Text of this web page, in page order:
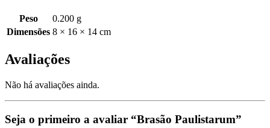
Peso
0.200 g
Dimensões 8 × 16 × 14 cm
Avaliações
Não há avaliações ainda.
Seja o primeiro a avaliar “Brasão Paulistarum”